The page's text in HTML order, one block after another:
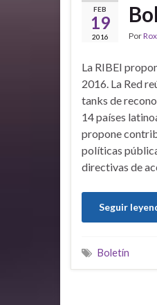
FEB
19
2016 Por
La RIBEI
2016. La Red
tanks de
14 países
propone
políticas
directivas de
Seguir
Boletín